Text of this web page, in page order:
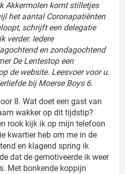
Akkermolen komt stilletjes
het aantal Coronapatiënten
schrijft een delegatie
verder. Iedere
en zondagochtend
De Lentestop een
de website. Leesvoer voor u.
bij Moerse Boys 6.
8. Wat doet een gast van
wakker op dit tijdstip?
rook kijk ik op mijn telefoon
kwartier heb om me in de
en klagend spring ik
dat de gemotiveerde ik weer
Met bonkende koppijn